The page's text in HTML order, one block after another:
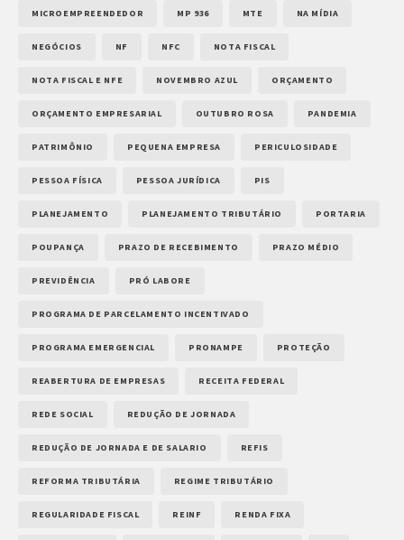
MICROEMPREENDEDOR MP 936 MTE NA MÍDIA
NEGÓCIOS NF NFC NOTA FISCAL
NOTA FISCAL E NFE NOVEMBRO AZUL ORÇAMENTO
ORÇAMENTO EMPRESARIAL OUTUBRO ROSA PANDEMIA
PATRIMÔNIO PEQUENA EMPRESA PERICULOSIDADE
PESSOA FÍSICA PESSOA JURÍDICA PIS
PLANEJAMENTO PLANEJAMENTO TRIBUTÁRIO PORTARIA
POUPANÇA PRAZO DE RECEBIMENTO PRAZO MÉDIO
PREVIDÊNCIA PRÓ LABORE
PROGRAMA DE PARCELAMENTO INCENTIVADO
PROGRAMA EMERGENCIAL PRONAMPE PROTEÇÃO
REABERTURA DE EMPRESAS RECEITA FEDERAL
REDE SOCIAL REDUÇÃO DE JORNADA
REDUÇÃO DE JORNADA E DE SALARIO REFIS
REFORMA TRIBUTÁRIA REGIME TRIBUTÁRIO
REGULARIDADE FISCAL REINF RENDA FIXA